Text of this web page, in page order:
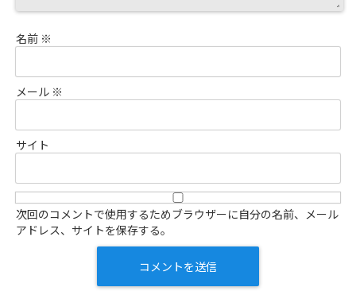
名前 ※
メール ※
サイト
次回のコメントで使用するためブラウザーに自分の名前、メール
アドレス、サイトを保存する。